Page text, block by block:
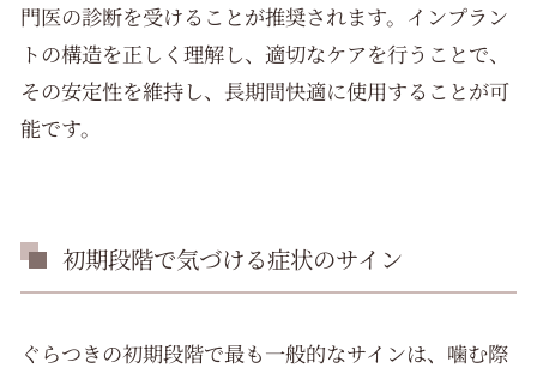
門医の診断を受けることが推奨されます。インプラン
トの構造を正しく理解し、適切なケアを行うことで、
その安定性を維持し、長期間快適に使用することが可
能です。
初期段階で気づける症状のサイン
ぐらつきの初期段階で最も一般的なサインは、噛む際